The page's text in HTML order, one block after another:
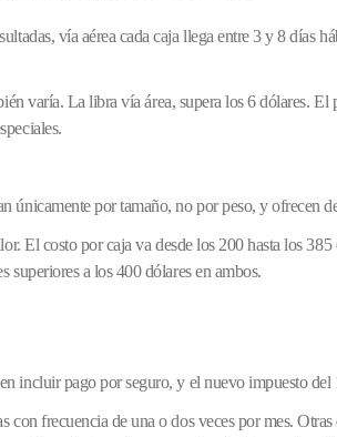
vía aérea cada caja llega entre 3 y 8 días
varía. La libra vía área, supera los 6 dólares.
únicamente por tamaño, no por peso, y ofrecen
El costo por caja va desde los 200 hasta los
superiores a los 400 dólares en ambos.
incluir pago por seguro, y el nuevo impuesto del
con frecuencia de una o dos veces por mes.